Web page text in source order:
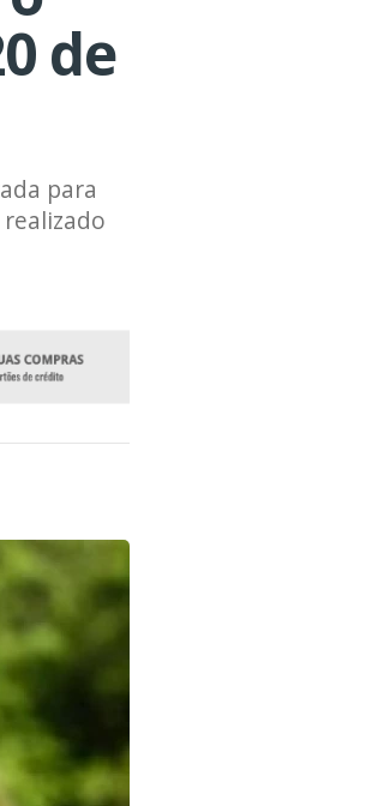
de
para